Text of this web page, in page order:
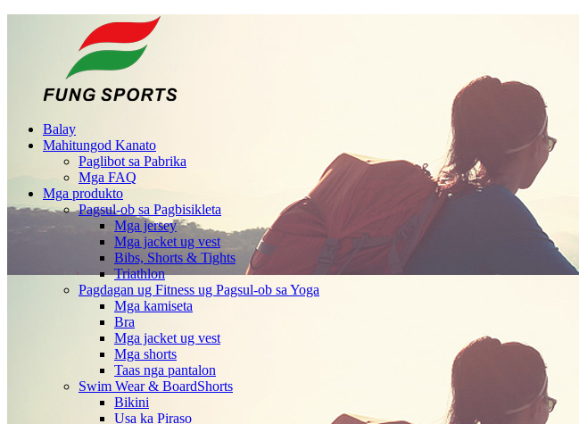
Balay
Mahitungod Kanato
Paglibot sa Pabrika
Mga FAQ
Mga produkto
Pagsul-ob sa Pagbisikleta
Mga jersey
Mga jacket ug vest
Bibs, Shorts & Tights
Triathlon
Pagdagan ug Fitness ug Pagsul-ob sa Yoga
Mga kamiseta
Bra
Mga jacket ug vest
Mga shorts
Taas nga pantalon
Swim Wear & BoardShorts
Bikini
Usa ka Piraso